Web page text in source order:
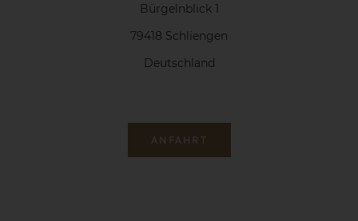
Bürgelnblick 1
79418 Schliengen
Deutschland
ANFAHRT